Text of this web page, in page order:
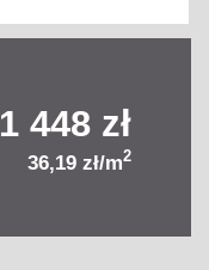
1 448 zł
36,19 zł/m2